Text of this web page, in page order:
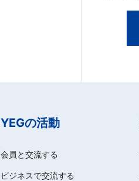
YEGの活動
会員と交流する
ビジネスで交流する